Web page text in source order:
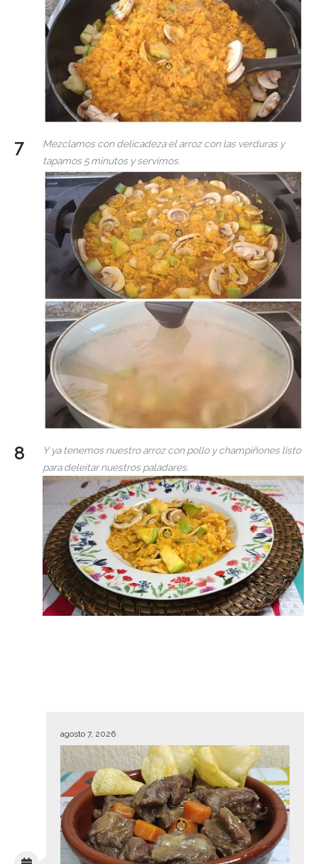
Mezclamos con delicadeza el arroz con las verduras y
tapamos 5 minutos y servimos.
Y ya tenemos nuestro arroz con pollo y champiñones listo
para deleitar nuestros paladares.
agosto 7, 2026